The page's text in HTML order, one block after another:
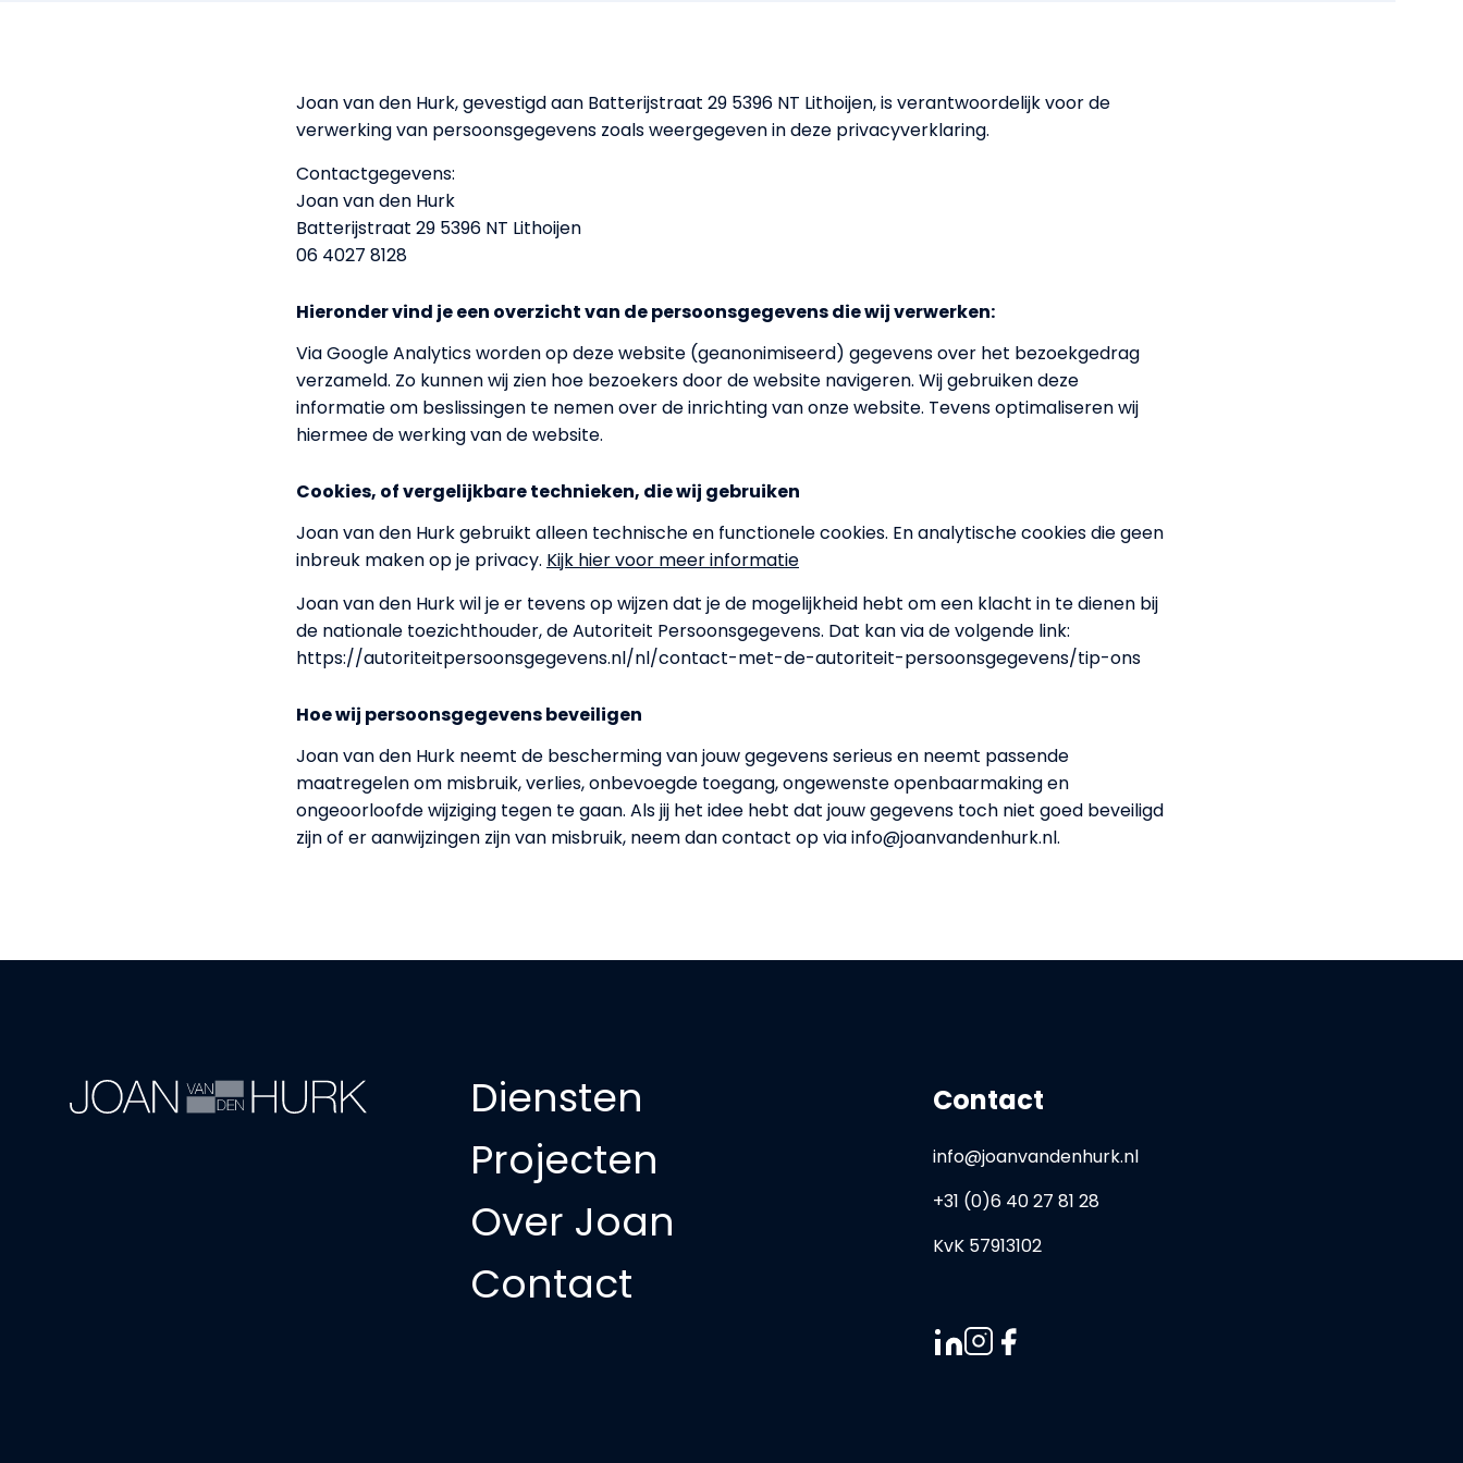
Joan van den Hurk, gevestigd aan Batterijstraat 29 5396 NT Lithoijen, is verantwoordelijk voor de
verwerking van persoonsgegevens zoals weergegeven in deze privacyverklaring.
Contactgegevens:
Joan van den Hurk
Batterijstraat 29 5396 NT Lithoijen
06 4027 8128
Hieronder vind je een overzicht van de persoonsgegevens die wij verwerken:
Via Google Analytics worden op deze website (geanonimiseerd) gegevens over het bezoekgedrag
verzameld. Zo kunnen wij zien hoe bezoekers door de website navigeren. Wij gebruiken deze
informatie om beslissingen te nemen over de inrichting van onze website. Tevens optimaliseren wij
hiermee de werking van de website.
Cookies, of vergelijkbare technieken, die wij gebruiken
Joan van den Hurk gebruikt alleen technische en functionele cookies. En analytische cookies die geen
inbreuk maken op je privacy. Kijk hier voor meer informatie
Joan van den Hurk wil je er tevens op wijzen dat je de mogelijkheid hebt om een klacht in te dienen bij
de nationale toezichthouder, de Autoriteit Persoonsgegevens. Dat kan via de volgende link:
https://autoriteitpersoonsgegevens.nl/nl/contact-met-de-autoriteit-persoonsgegevens/tip-ons
Hoe wij persoonsgegevens beveiligen
Joan van den Hurk neemt de bescherming van jouw gegevens serieus en neemt passende
maatregelen om misbruik, verlies, onbevoegde toegang, ongewenste openbaarmaking en
ongeoorloofde wijziging tegen te gaan. Als jij het idee hebt dat jouw gegevens toch niet goed beveiligd
zijn of er aanwijzingen zijn van misbruik, neem dan contact op via info@joanvandenhurk.nl.
Diensten
Projecten
Over Joan
Contact
Contact
info@joanvandenhurk.nl
+31 (0)6 40 27 81 28
KvK 57913102